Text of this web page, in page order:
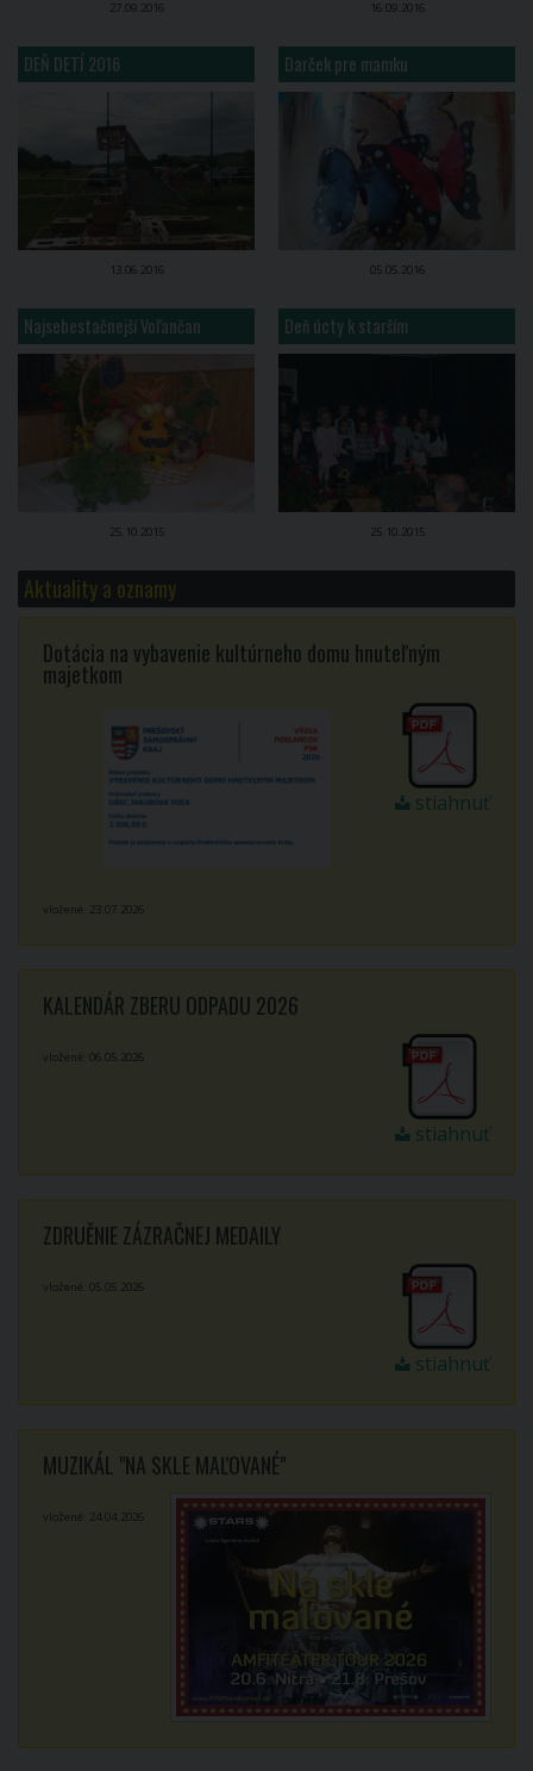
27.09.2016 16.09.2016
DEŇ DETÍ 2016
13.06.2016
Darček pre mamku
05.05.2016
Najsebestačnejší Voľančan
25.10.2015
Deň úcty k starším
25.10.2015
Aktuality a oznamy
Dotácia na vybavenie kultúrneho domu hnuteľným
majetkom
stiahnuť
vložené: 23.07.2026
KALENDÁR ZBERU ODPADU 2026
stiahnuť
vložené: 06.05.2026
ZDRUĚNIE ZÁZRAČNEJ MEDAILY
stiahnuť
vložené: 05.05.2026
MUZIKÁL "NA SKLE MAĽOVANÉ"
vložené: 24.04.2026